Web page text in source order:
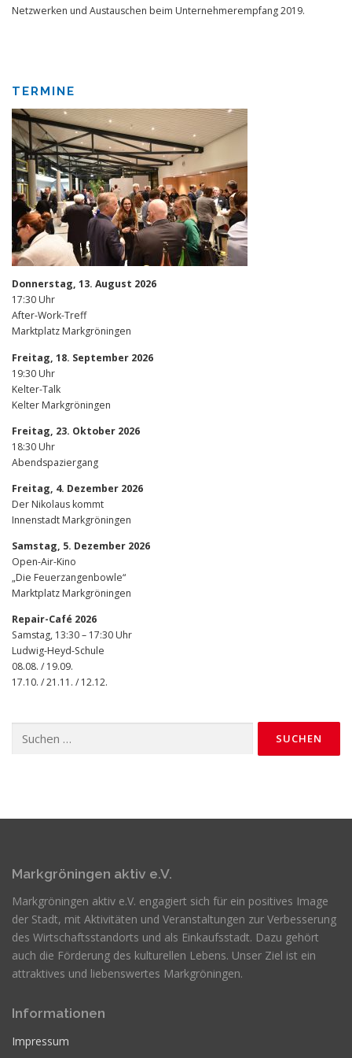
Netzwerken und Austauschen beim Unternehmerempfang 2019.
TERMINE
Donnerstag, 13. August 2026
17:30 Uhr
After-Work-Treff
Marktplatz Markgröningen
Freitag, 18. September 2026
19:30 Uhr
Kelter-Talk
Kelter Markgröningen
Freitag, 23. Oktober 2026
18:30 Uhr
Abendspaziergang
Freitag, 4. Dezember 2026
Der Nikolaus kommt
Innenstadt Markgröningen
Samstag, 5. Dezember 2026
Open-Air-Kino
„Die Feuerzangenbowle“
Marktplatz Markgröningen
Repair-Café 2026
Samstag, 13:30 – 17:30 Uhr
Ludwig-Heyd-Schule
08.08. / 19.09.
17.10. / 21.11. / 12.12.
nach:
Markgröningen aktiv e.V.
Markgröningen aktiv e.V. engagiert sich für ein positives Image
der Stadt, mit Aktivitäten und Veranstaltungen zur Verbesserung
des Wirtschaftsstandorts und als Einkaufsstadt. Dazu gehört
auch die Förderung des kulturellen Lebens. Unser Ziel ist ein
attraktives und liebenswertes Markgröningen.
Informationen
Impressum